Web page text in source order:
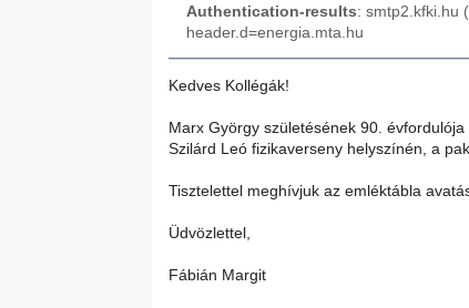
Authentication-results: smtp2.kfki.hu
header.d=energia.mta.hu
Kedves Kollégák!
Marx György születésének 90.
Szilárd Leó fizikaverseny helyszínén, a
Tisztelettel meghívjuk az emléktábla
Üdvözlettel,
Fábián Margit